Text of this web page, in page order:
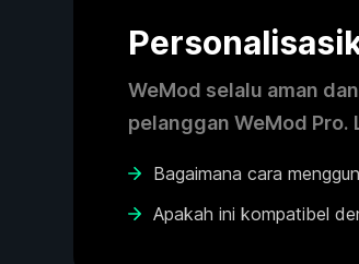
WeMod selalu aman
pelanggan WeMod Pro.
Bagaimana cara
Apakah ini kompatibel